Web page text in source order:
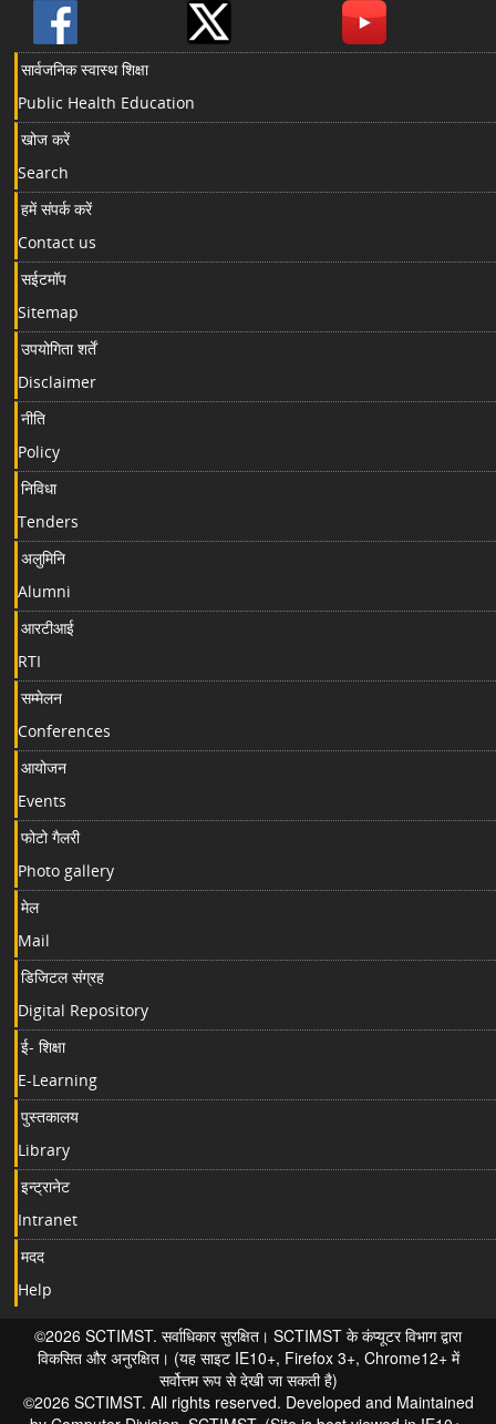
सार्वजनिक स्वास्थ शिक्षा
Public Health Education
खोज करें
Search
हमें संपर्क करें
Contact us
सईटमॉप
Sitemap
उपयोगिता शर्तें
Disclaimer
नीति
Policy
निविधा
Tenders
अलुमिनि
Alumni
आरटीआई
RTI
सम्मेलन
Conferences
आयोजन
Events
फोटो गैलरी
Photo gallery
मेल
Mail
डिजिटल संग्रह
Digital Repository
ई- शिक्षा
E-Learning
पुस्तकालय
Library
इन्ट्रानेट
Intranet
मदद
Help
©2026 SCTIMST. सर्वाधिकार सुरक्षित। SCTIMST के कंप्यूटर विभाग द्वारा
विकसित और अनुरक्षित। (यह साइट IE10+, Firefox 3+, Chrome12+ में
सर्वोत्तम रूप से देखी जा सकती है)
©2026 SCTIMST. All rights reserved. Developed and Maintained